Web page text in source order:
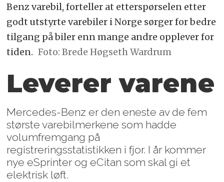
Benz varebil, forteller at etterspørselen etter
godt utstyrte varebiler i Norge sørger for bedre
tilgang på biler enn mange andre opplever for
tiden. Foto: Brede Høgseth Wardrum
Leverer varene
Mercedes-Benz er den eneste av de fem
største varebilmerkene som hadde
volumfremgang på
registreringsstatistikken i fjor. I år kommer
nye eSprinter og eCitan som skal gi et
elektrisk løft.